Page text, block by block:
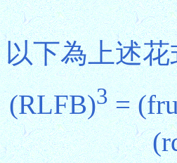
以下為上述
(RLFB)3=